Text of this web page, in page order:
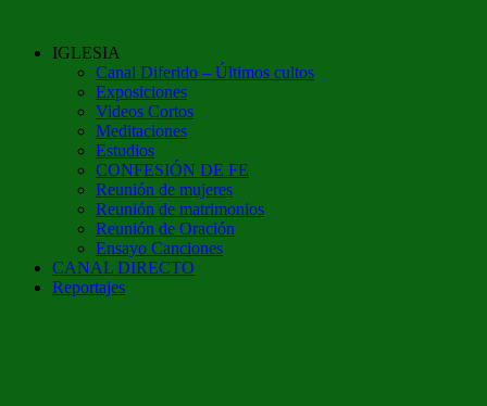
IGLESIA
Canal Diferido – Últimos cultos
Exposiciones
Videos Cortos
Meditaciones
Estudios
CONFESIÓN DE FE
Reunión de mujeres
Reunión de matrimonios
Reunión de Oración
Ensayo Canciones
CANAL DIRECTO
Reportajes